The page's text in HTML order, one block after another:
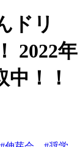
ドリ
2022年
！！